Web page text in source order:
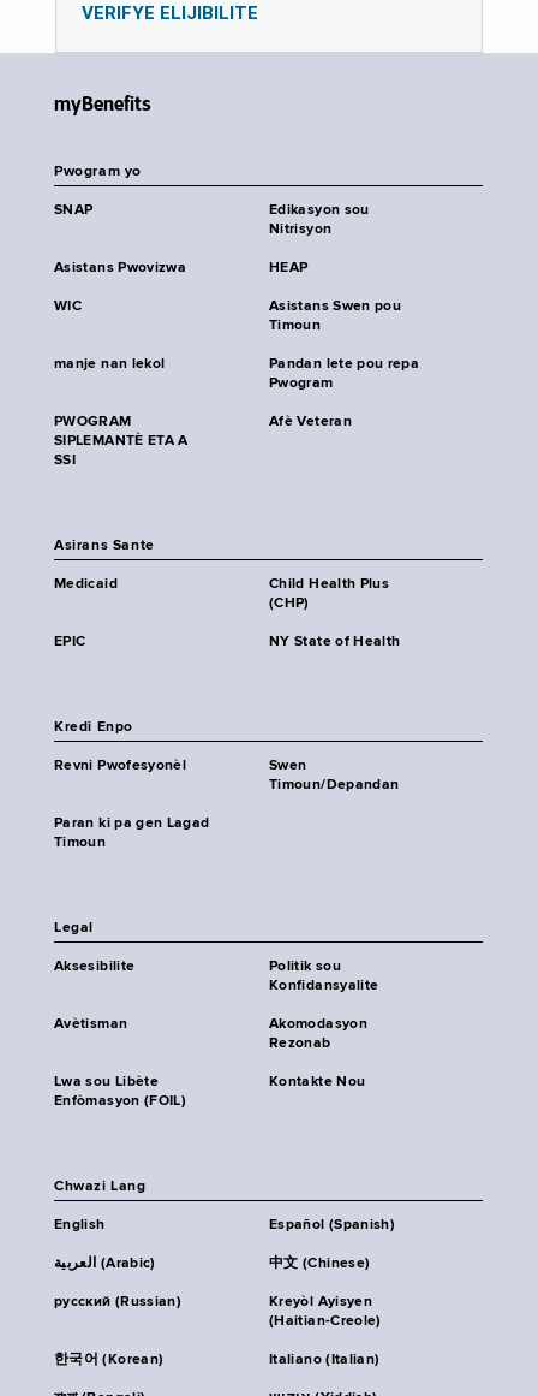
VERIFYE ELIJIBILITE
myBenefits
Pwogram yo
SNAP
Edikasyon sou
Nitrisyon
Asistans Pwovizwa HEAP
WIC
Asistans Swen pou
Timoun
manje nan lekol
Pandan lete pou repa
Pwogram
PWOGRAM
SIPLEMANTÈ ETA A
SSI
Afè Veteran
Asirans Sante
Medicaid
Child Health Plus
(CHP)
EPIC NY State of Health
Kredi Enpo
Revni Pwofesyonèl
Swen
Timoun/Depandan
Paran ki pa gen Lagad
Timoun
Legal
Aksesibilite
Politik sou
Konfidansyalite
Avètisman
Akomodasyon
Rezonab
Lwa sou Libète
Enfòmasyon (FOIL)
Kontakte Nou
Chwazi Lang
English Español (Spanish)
العربية (Arabic) 中文 (Chinese)
русский (Russian)
Kreyòl Ayisyen
(Haitian-Creole)
한국어 (Korean) Italiano (Italian)